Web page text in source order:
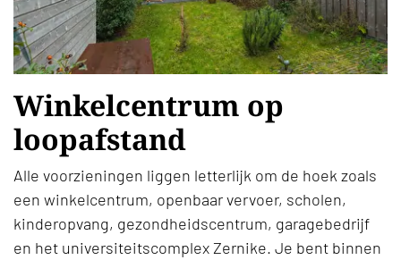
Winkelcentrum op
loopafstand
Alle voorzieningen liggen letterlijk om de hoek zoals
een winkelcentrum, openbaar vervoer, scholen,
kinderopvang, gezondheidscentrum, garagebedrijf
en het universiteitscomplex Zernike. Je bent binnen